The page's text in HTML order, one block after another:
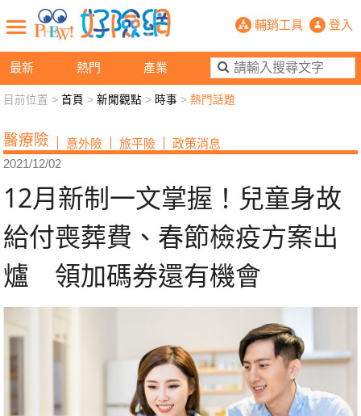
最新 熱門 產業
12月新制一文掌握！兒童身故給
輔銷工具 登入
新聞觀點 業務交流 好險懂生活
退休先準備 好險學堂 輔銷工具 活動專區
目前位置 >首頁 >新聞觀點 > 時事 >熱門話題
醫療險 意外險 旅平險 政策消息
2021/12/02
12月新制一文掌握！兒童身故
給付喪葬費、春節檢疫方案出
爐 領加碼券還有機會